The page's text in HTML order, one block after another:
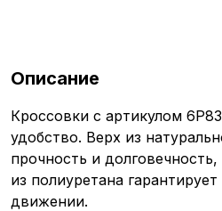
Описание
Кроссовки с артикулом
удобство. Верх из
прочность и
из полиуретана
движении.